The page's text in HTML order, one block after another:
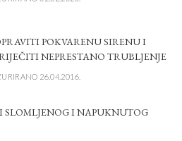
POKVARENU SIRENU I
NEPRESTANO TRUBLJENJE
26.04.2016.
SLOMLJENOG I NAPUKNUTOG